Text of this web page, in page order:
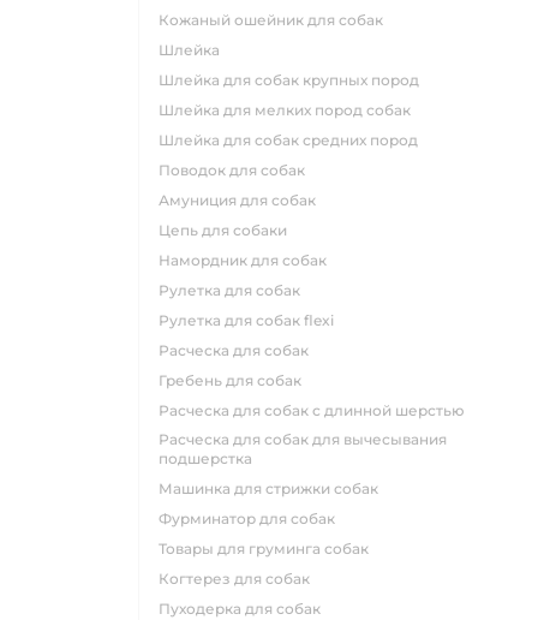
кожаный ошейник для собак
шлейка
шлейка для собак крупных пород
шлейка для мелких пород собак
шлейка для собак средних пород
поводок для собак
амуниция для собак
цепь для собаки
намордник для собак
рулетка для собак
рулетка для собак flexi
расческа для собак
гребень для собак
расческа для собак с длинной шерстью
расческа для собак для вычесывания
подшерстка
машинка для стрижки собак
фурминатор для собак
товары для груминга собак
когтерез для собак
пуходерка для собак